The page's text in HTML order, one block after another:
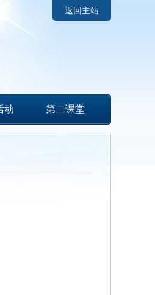
返回主站
动 第二课堂